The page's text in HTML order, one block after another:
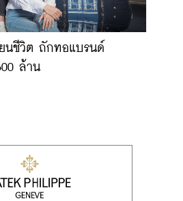
นชีวิต ถักทอแบรนด์
ล้าน